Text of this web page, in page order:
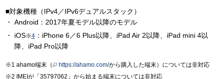
■対象機種（IPv4／IPv6デュアルスタック）
Android：2017年夏モデル以降のモデル
iOS※4：iPhone 6／6 Plus以降、iPad Air 2以降、iPad mini 4以
降、iPad Pro以降
ahamo端末（ https://ahamo.com/から購入した端末）については非対応
IMEIが「35797062」から始まる端末については非対応